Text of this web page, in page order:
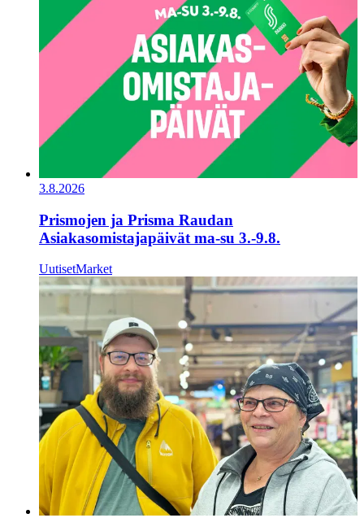
3.8.2026
Prismojen ja Prisma Raudan
Asiakasomistajapäivät ma-su 3.-9.8.
UutisetMarket